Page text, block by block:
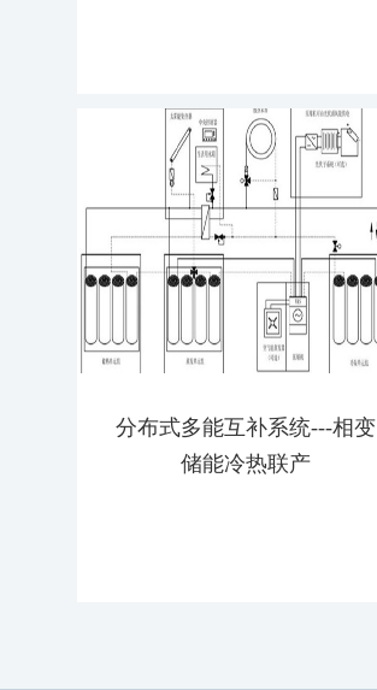
分布式多能互补系统---相变
储能冷热联产